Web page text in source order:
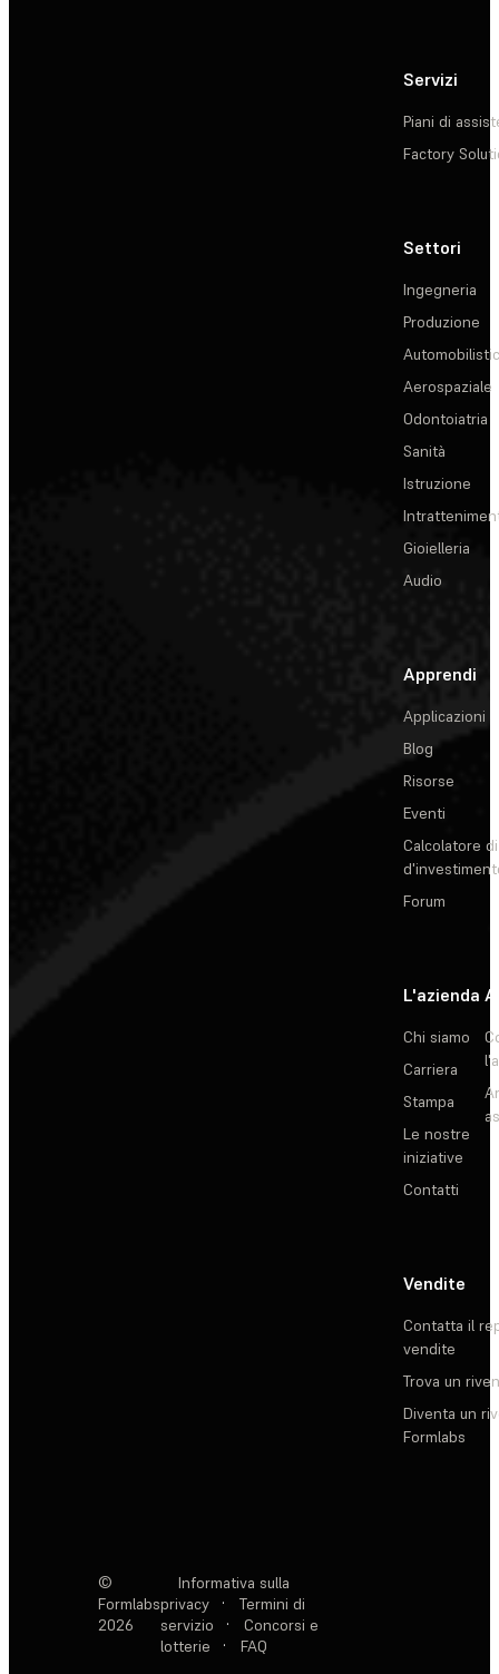
Servizi
Piani di
Factory
Settori
Ingegneria
Produzione
Aerospaziale
Odontoiatria
Sanità
Istruzione
Gioielleria
Audio
Apprendi
Applicazioni
Blog
Risorse
Eventi
Calcolatore
Forum
L'azienda
Chi siamo
Carriera
Stampa
Le nostre
iniziative
Contatti
Vendite
Contatta il
vendite
Trova un
Diventa un
Formlabs
©
Formlabs
2026
Informativa sulla
privacy
·
Termini di
servizio
·
Concorsi e
lotterie
· FAQ